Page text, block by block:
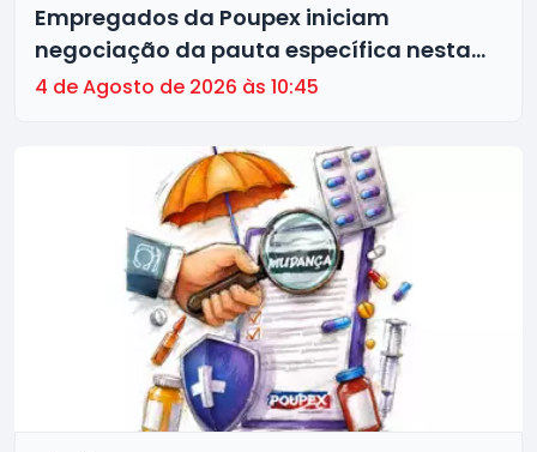
Empregados da Poupex iniciam
negociação da pauta específica nesta
sexta (7)
4 de Agosto de 2026 às 10:45